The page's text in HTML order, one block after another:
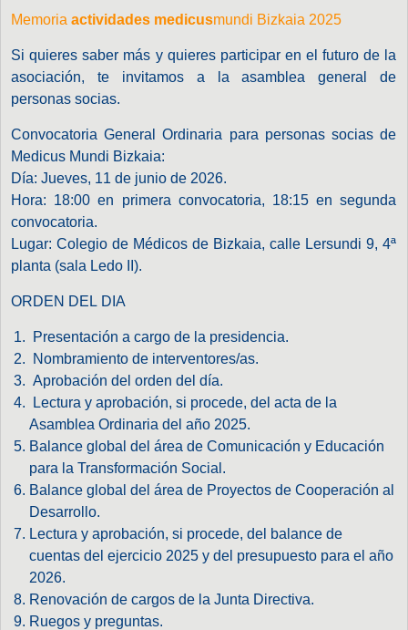
Memoriaactividades medicusmundi Bizkaia 2025
Si quieres saber más y quieres participar en el futuro de la
asociación, te invitamos a la asamblea general de
personas socias.
Convocatoria General Ordinaria para personas socias de
Medicus Mundi Bizkaia:
Día: Jueves, 11 de junio de 2026.
Hora: 18:00 en primera convocatoria, 18:15 en segunda
convocatoria.
Lugar: Colegio de Médicos de Bizkaia, calle Lersundi 9, 4ª
planta (sala Ledo II).
ORDEN DEL DIA
Presentación a cargo de la presidencia.
Nombramiento de interventores/as.
Aprobación del orden del día.
Lectura y aprobación, si procede, del acta de la
Asamblea Ordinaria del año 2025.
Balance global del área de Comunicación y Educación
para la Transformación Social.
Balance global del área de Proyectos de Cooperación al
Desarrollo.
Lectura y aprobación, si procede, del balance de
cuentas del ejercicio 2025 y del presupuesto para el año
2026.
Renovación de cargos de la Junta Directiva.
Ruegos y preguntas.